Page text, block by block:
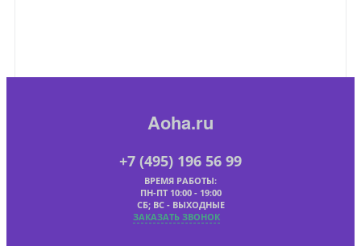
Aoha.ru
+7 (495) 196 56 99
ВРЕМЯ РАБОТЫ:
ПН-ПТ 10:00 - 19:00
СБ; ВС - ВЫХОДНЫЕ
ЗАКАЗАТЬ ЗВОНОК